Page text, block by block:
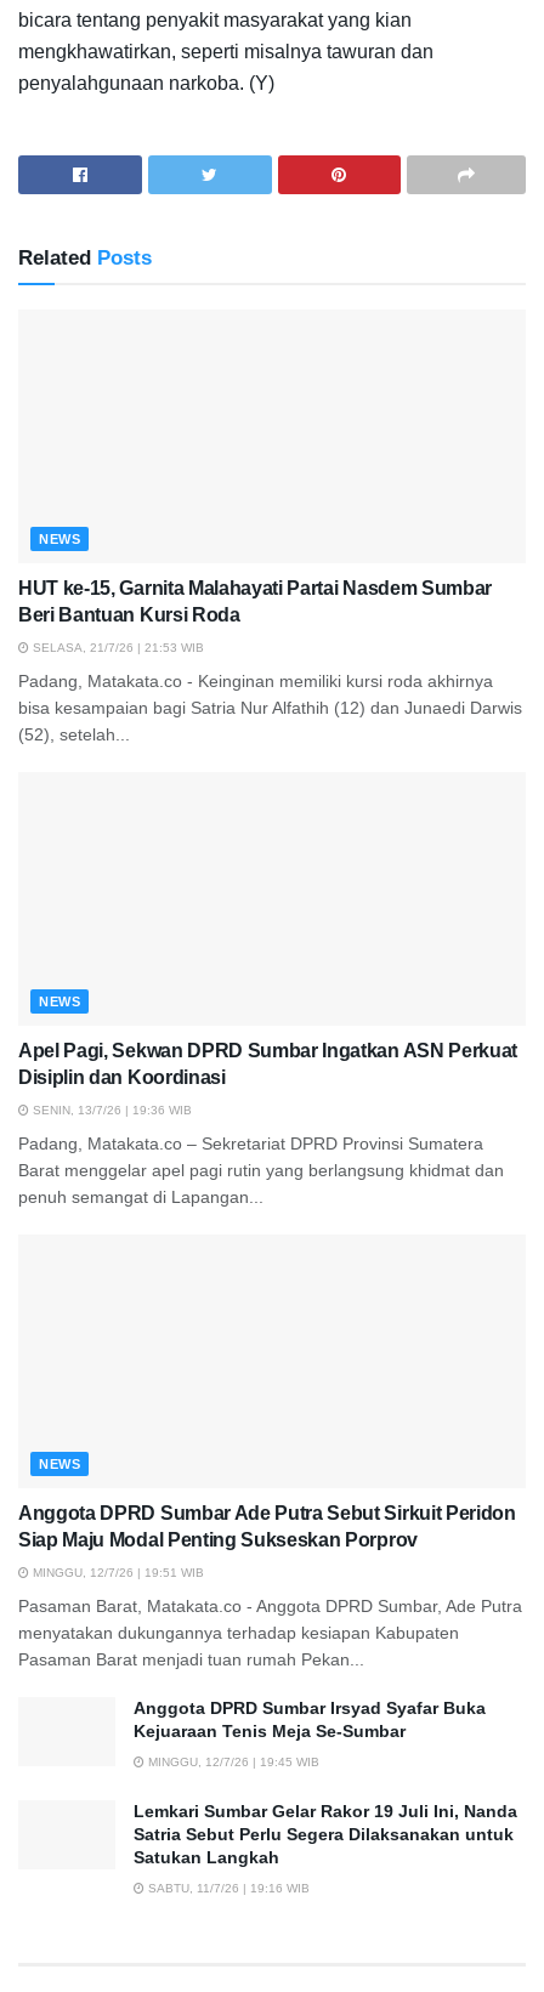
bicara tentang penyakit masyarakat yang kian
mengkhawatirkan, seperti misalnya tawuran dan
penyalahgunaan narkoba. (Y)
Related Posts
NEWS
HUT ke-15, Garnita Malahayati Partai Nasdem Sumbar
Beri Bantuan Kursi Roda
SELASA, 21/7/26 | 21:53 WIB
Padang, Matakata.co - Keinginan memiliki kursi roda akhirnya
bisa kesampaian bagi Satria Nur Alfathih (12) dan Junaedi Darwis
(52), setelah...
NEWS
Apel Pagi, Sekwan DPRD Sumbar Ingatkan ASN Perkuat
Disiplin dan Koordinasi
SENIN, 13/7/26 | 19:36 WIB
Padang, Matakata.co – Sekretariat DPRD Provinsi Sumatera
Barat menggelar apel pagi rutin yang berlangsung khidmat dan
penuh semangat di Lapangan...
NEWS
Anggota DPRD Sumbar Ade Putra Sebut Sirkuit Peridon
Siap Maju Modal Penting Sukseskan Porprov
MINGGU, 12/7/26 | 19:51 WIB
Pasaman Barat, Matakata.co - Anggota DPRD Sumbar, Ade Putra
menyatakan dukungannya terhadap kesiapan Kabupaten
Pasaman Barat menjadi tuan rumah Pekan...
Anggota DPRD Sumbar Irsyad Syafar Buka
Kejuaraan Tenis Meja Se-Sumbar
MINGGU, 12/7/26 | 19:45 WIB
Lemkari Sumbar Gelar Rakor 19 Juli Ini, Nanda
Satria Sebut Perlu Segera Dilaksanakan untuk
Satukan Langkah
SABTU, 11/7/26 | 19:16 WIB